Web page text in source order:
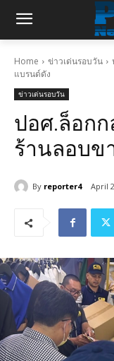
Home ข่าวเด่นรอบวัน
แบรนด์ดัง
ข่าวเด่นรอบวัน
ปอศ.ล็อกก
ร้านลอบข
By reporter4 April